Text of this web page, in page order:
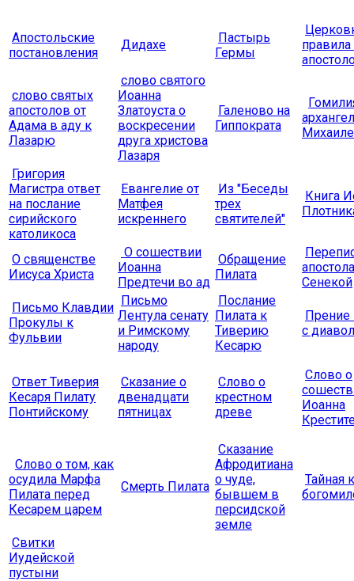
Апостольские
постановления
Дидахе
Пастырь
Гермы
слово святых
апостолов от
Адама в аду к
Лазарю
слово святого
Иоанна
Златоуста о
воскресении
друга христова
Лазаря
Галеново на
Гиппократа
Михаиле
Григория
Магистра ответ
на послание
сирийского
католикоса
Евангелие от
Матфея
искреннего
Из "Беседы
трех
святителей"
Книга
О священстве
Иисуса Христа
О сошествии
Иоанна
Предтечи во ад
Обращение
Пилата
Сенекой
Письмо Клавдии
Прокулы к
Фульвии
Письмо
Лентула сенату
и Римскому
народу
Послание
Пилата к
Тиверию
Кесарю
Прение
с
Ответ Тиверия
Кесаря Пилату
Понтийскому
Сказание о
двенадцати
пятницах
Слово о
крестном
древе
Слово о
Иоанна
Слово о том, как
осудила Марфа
Пилата перед
Кесарем царем
Смерть Пилата
Сказание
Афродитиана
о чуде,
бывшем в
персидской
земле
Тайная
Свитки
Иудейской
пустыни